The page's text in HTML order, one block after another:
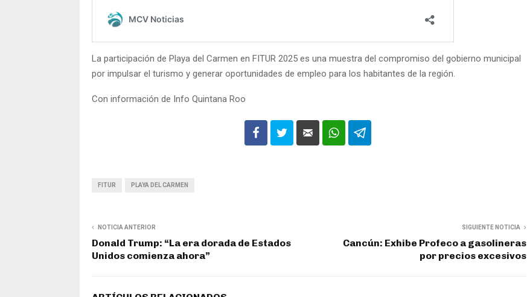
La participación de Playa del Carmen en FITUR 2025 es una muestra del compromiso del gobierno municipal
por impulsar el turismo y generar oportunidades de empleo para los habitantes de la región.
Con información de Info Quintana Roo
FITUR PLAYA DEL CARMEN
NOTICIA ANTERIOR
Donald Trump: “La era dorada de Estados
Unidos comienza ahora”
SIGUIENTE NOTICIA
Cancún: Exhibe Profeco a gasolineras
por precios excesivos